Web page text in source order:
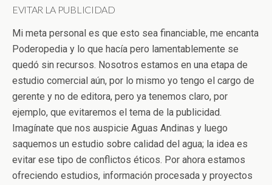
EVITAR LA PUBLICIDAD
Mi meta personal es que esto sea financiable, me encanta
Poderopedia y lo que hacía pero lamentablemente se
quedó sin recursos. Nosotros estamos en una etapa de
estudio comercial aún, por lo mismo yo tengo el cargo de
gerente y no de editora, pero ya tenemos claro, por
ejemplo, que evitaremos el tema de la publicidad.
Imagínate que nos auspicie Aguas Andinas y luego
saquemos un estudio sobre calidad del agua; la idea es
evitar ese tipo de conflictos éticos. Por ahora estamos
ofreciendo estudios, información procesada y proyectos